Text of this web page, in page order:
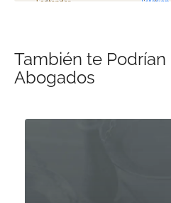
También te
Abogados